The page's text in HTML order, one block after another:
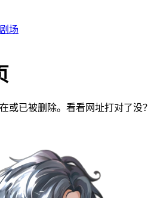
场
或已被删除。看看网址打对了没？